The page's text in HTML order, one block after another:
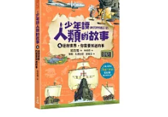
作者 (可複選)